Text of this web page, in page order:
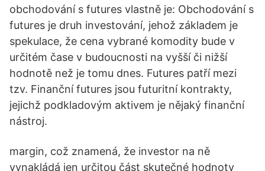
obchodování s futures vlastně je: Obchodování s
futures je druh investování, jehož základem je
spekulace, že cena vybrané komodity bude v
určitém čase v budoucnosti na vyšší či nižší
hodnotě než je tomu dnes. Futures patří mezi
tzv. Finanční futures jsou futuritní kontrakty,
jejichž podkladovým aktivem je nějaký finanční
nástroj.
margin, což znamená, že investor na ně
vynakládá jen určitou část skutečné hodnoty